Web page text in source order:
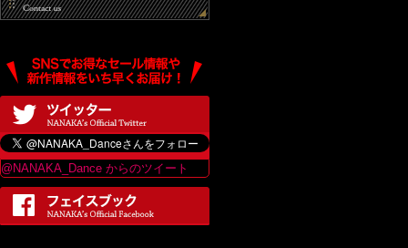
@NANAKA_Dance からのツイート